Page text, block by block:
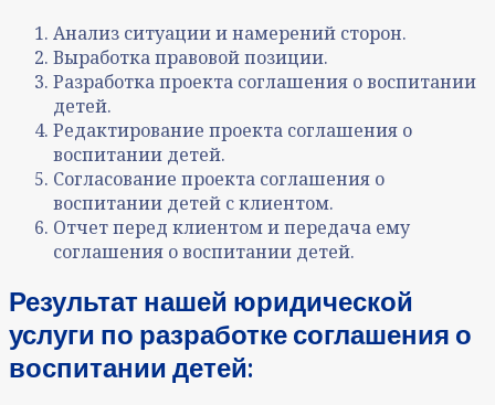
Анализ ситуации и намерений сторон.
Выработка правовой позиции.
Разработка проекта соглашения о воспитании
детей.
Редактирование проекта соглашения о
воспитании детей.
Согласование проекта соглашения о
воспитании детей с клиентом.
Отчет перед клиентом и передача ему
соглашения о воспитании детей.
Результат нашей юридической
услуги по разработке соглашения о
воспитании детей: